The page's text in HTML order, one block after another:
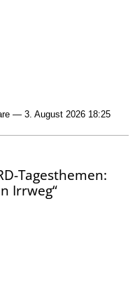
— 3. August 2026 18:25
Tagesthemen:
Irrweg“